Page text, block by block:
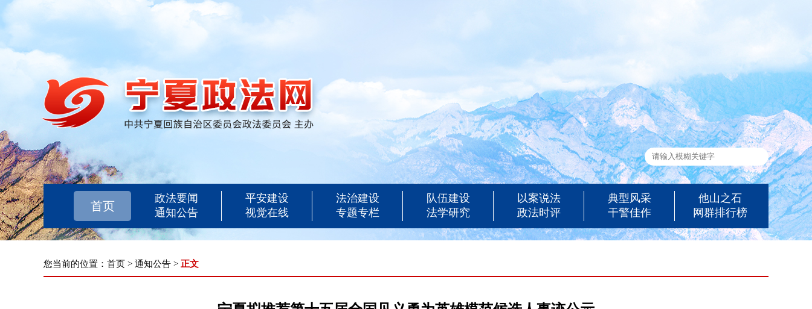
首页
政法要闻
通知公告
平安建设
视觉在线
法治建设
专题专栏
队伍建设
法学研究
以案说法
政法时评
典型风采
干警佳作
他山之石
网群排行榜
您当前的位置： 首页 > 通知公告 > 正文